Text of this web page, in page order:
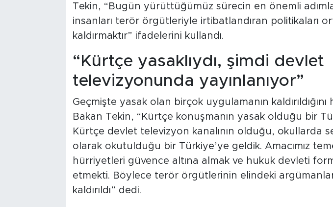
Tekin, “Bugün yürüttüğümüz sürecin en önemli
insanları terör örgütleriyle irtibatlandıran politikaları
kaldırmaktır” ifadelerini kullandı.
“Kürtçe yasaklıydı, şimdi devlet
televizyonunda yayınlanıyor”
Geçmişte yasak olan birçok uygulamanın kaldırıldığını
Bakan Tekin, “Kürtçe konuşmanın yasak olduğu bir
Kürtçe devlet televizyon kanalının olduğu, okullarda
olarak okutulduğu bir Türkiye’ye geldik. Amacımız
hürriyetleri güvence altına almak ve hukuk devleti
etmekti. Böylece terör örgütlerinin elindeki
kaldırıldı” dedi.